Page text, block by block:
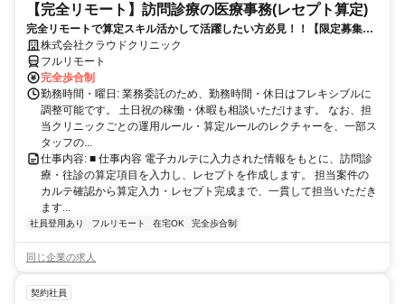
【完全リモート】訪問診療の医療事務(レセプト算定)
完全リモートで算定スキル活かして活躍したい方必見！！【限定募集】
完全リモート｜在宅医療レセプト算定（成果報酬型／業務委託）
株式会社クラウドクリニック
フルリモート
完全歩合制
勤務時間・曜日: 業務委託のため、勤務時間・休日はフレキシブルに
調整可能です。 土日祝の稼働・休暇も相談いただけます。 なお、担
当クリニックごとの運用ルール・算定ルールのレクチャーを、一部ス
タッフの...
仕事内容: ■ 仕事内容 電子カルテに入力された情報をもとに、訪問診
療・往診の算定項目を入力し、レセプトを作成します。 担当案件の
カルテ確認から算定入力・レセプト完成まで、一貫して担当いただき
ます...
社員登用あり フルリモート 在宅OK 完全歩合制
同じ企業の求人
契約社員